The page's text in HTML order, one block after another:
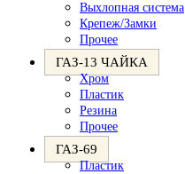
Выхлопная система
Крепеж/Замки
Прочее
ГАЗ-13 ЧАЙКА
Хром
Пластик
Резина
Прочее
ГАЗ-69
Пластик